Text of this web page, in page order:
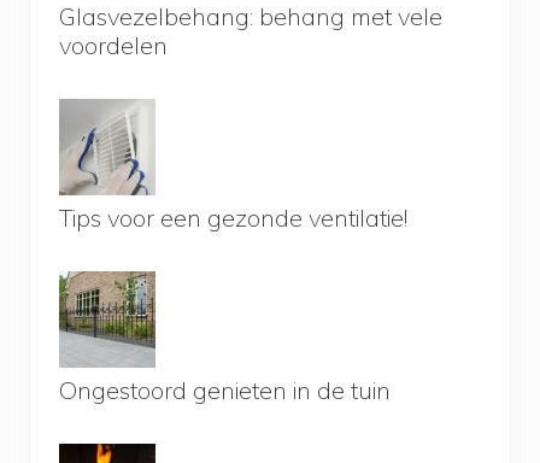
Glasvezelbehang: behang met vele
voordelen
Tips voor een gezonde ventilatie!
Ongestoord genieten in de tuin